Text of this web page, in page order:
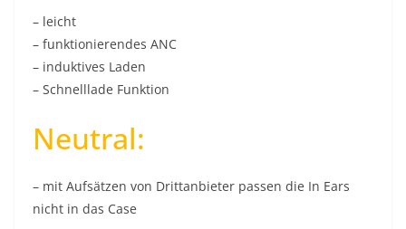
– leicht
– funktionierendes ANC
– induktives Laden
– Schnelllade Funktion
Neutral:
– mit Aufsätzen von Drittanbieter passen die In Ears
nicht in das Case